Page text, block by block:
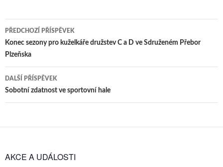
Navigace
pro
PŘEDCHOZÍ PŘÍSPĚVEK
Konec sezony pro kuželkáře družstev C a D ve Sdruženém Přebor
Plzeňska
DALŠÍ PŘÍSPĚVEK
Sobotní zdatnost ve sportovní hale
AKCE A UDÁLOSTI